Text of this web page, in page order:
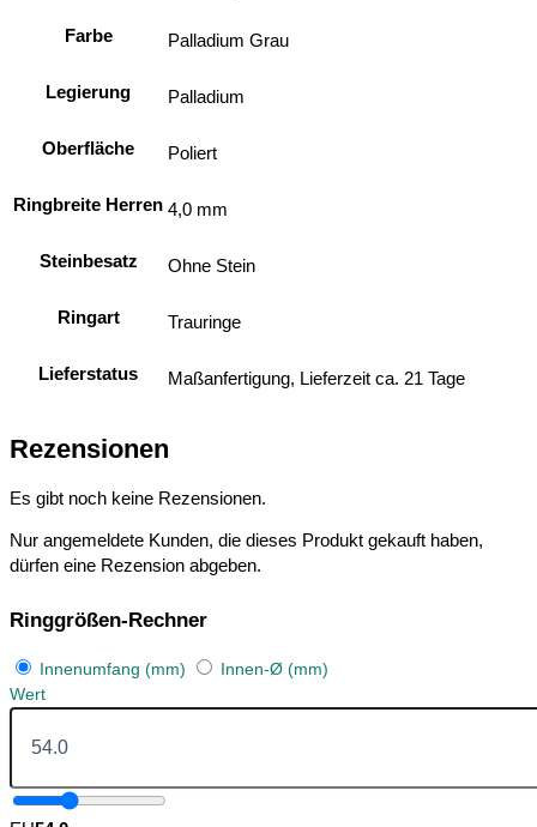
Farbe Palladium Grau
Legierung Palladium
Oberfläche Poliert
Ringbreite Herren 4,0 mm
Steinbesatz Ohne Stein
Ringart Trauringe
Lieferstatus Maßanfertigung, Lieferzeit ca. 21 Tage
Rezensionen
Es gibt noch keine Rezensionen.
Nur angemeldete Kunden, die dieses Produkt gekauft haben,
dürfen eine Rezension abgeben.
Ringgrößen-Rechner
Innenumfang (mm)
Innen-Ø (mm)
Wert